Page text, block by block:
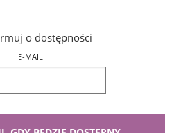
o dostępności
E-MAIL